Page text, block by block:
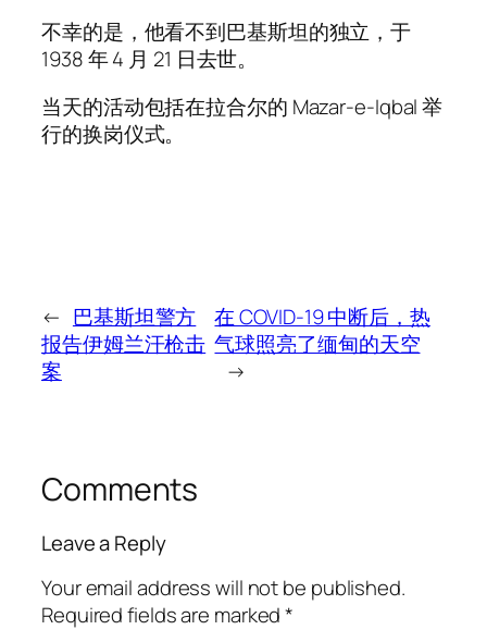
不幸的是，他看不到巴基斯坦的独立，于
1938 年 4 月 21 日去世。
当天的活动包括在拉合尔的 Mazar-e-Iqbal 举
行的换岗仪式。
← 巴基斯坦警方
报告伊姆兰汗枪击
案
在 COVID-19 中断后，热
气球照亮了缅甸的天空
→
Comments
Leave a Reply
Your email address will not be published.
Required fields are marked*